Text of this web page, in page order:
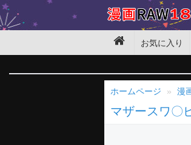
お気に入り
ホームページ 漫
マザースワ〇